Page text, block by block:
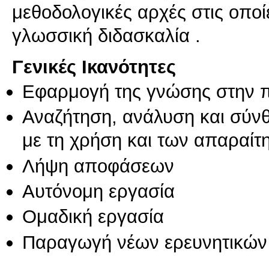
μεθοδολογικές αρχές στις
γλωσσική διδασκαλία .
Γενικές Ικανότητες
Εφαρμογή της γνώσης στην
Αναζήτηση, ανάλυση και
με τη χρήση και των
Λήψη αποφάσεων
Αυτόνομη εργασία
Ομαδική εργασία
Παραγωγή νέων